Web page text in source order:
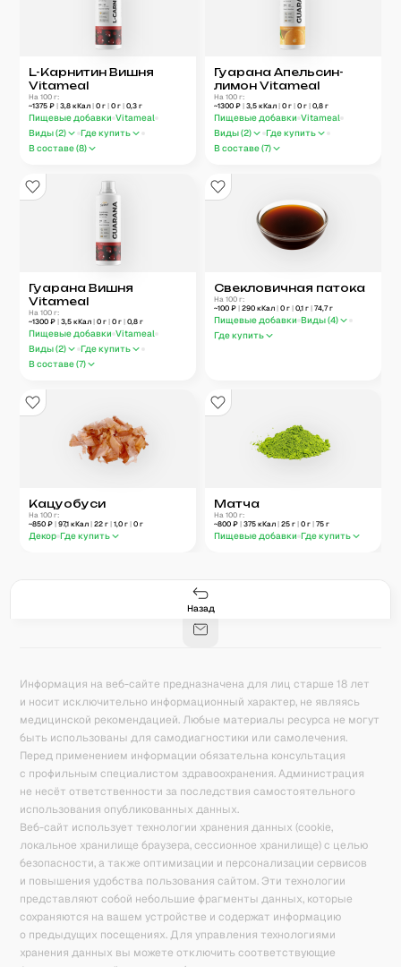
L-Карнитин Вишня
Vitameal
На 100 г:
~1375 ₽| 3,8 кКал| 0 г| 0 г| 0,3 г
Пищевые добавки Vitameal
Виды (2)
Где купить
В составе (8)
Гуарана Апельсин-
лимон Vitameal
На 100 г:
~1300 ₽ | 3,5 кКал | 0 г | 0 г | 0,8 г
Пищевые добавки Vitameal
Виды (2)
Где купить
В составе (7)
Гуарана Вишня
Vitameal
На 100 г:
~1300 ₽| 3,5 кКал| 0 г| 0 г| 0,8 г
Пищевые добавки Vitameal
Виды (2)
Где купить
В составе (7)
Свекловичная патока
На 100 г:
~100 ₽ | 290 кКал | 0 г | 0,1 г | 74,7г
Пищевые добавки Виды (4)
Где купить
Кацуобуси
На 100 г:
~850 ₽| 97,1 кКал| 22 г| 1,0 г| 0 г
Декор Где купить
Матча
На 100 г:
~800 ₽ | 375 кКал | 25 г | 0 г | 75 г
Пищевые добавки Где купить
Назад
171
Калькулятор калорий
Информация на веб-сайте предназначена для лиц старше 18 лет
и носит исключительно информационный характер, не являясь
медицинской рекомендацией. Любые материалы ресурса не могут
быть использованы для самодиагностики или самолечения.
Перед применением информации обязательна консультация
с профильным специалистом здравоохранения. Администрация
не несёт ответственности за последствия самостоятельного
использования опубликованных данных.
Веб-сайт использует технологии хранения данных (cookie,
локальное хранилище браузера, сессионное хранилище) с целью
безопасности, а также оптимизации и персонализации сервисов
и повышения удобства пользования сайтом. Эти технологии
представляют собой небольшие фрагменты данных, которые
сохраняются на вашем устройстве и содержат информацию
о предыдущих посещениях. Для управления технологиями
хранения данных вы можете отключить соответствующие